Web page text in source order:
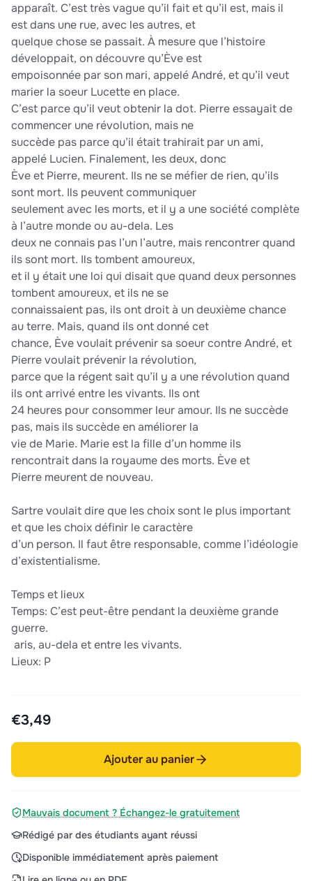
apparaît. C’est très vague qu’il fait et qu’il est, mais il
est dans une rue, avec les autres, et
quelque chose se passait. À mesure que l’histoire
développait, on découvre qu’Ève est
empoisonnée par son mari, appelé André, et qu’il veut
marier la soeur Lucette en place.
C’est parce qu’il veut obtenir la dot. Pierre essayait de
commencer une révolution, mais ne
succède pas parce qu’il était trahirait par un ami,
appelé Lucien. Finalement, les deux, donc
Ève et Pierre, meurent. Ils ne se méfier de rien, qu’ils
sont mort. Ils peuvent communiquer
seulement avec les morts, et il y a une société complète
à l’autre monde ou au-dela. Les
deux ne connais pas l’un l’autre, mais rencontrer quand
ils sont mort. Ils tombent amoureux,
et il y était une loi qui disait que quand deux personnes
tombent amoureux, et ils ne se
connaissaient pas, ils ont droit à un deuxième chance
au terre. Mais, quand ils ont donné cet
chance, Ève voulait prévenir sa soeur contre André, et
Pierre voulait prévenir la révolution,
parce que la régent sait qu’il y a une révolution quand
ils ont arrivé entre les vivants. Ils ont
24 heures pour consommer leur amour. Ils ne succède
pas, mais ils succède en améliorer la
vie de Marie. Marie est la fille d’un homme ils
rencontrait dans la royaume des morts. Ève et
Pierre meurent de nouveau.
Sartre voulait dire que les choix sont le plus important
et que les choix définir le caractère
d’un person. Il faut être responsable, comme l’idéologie
d’existentialisme.
Temps et lieux
Temps: ​C’est peut-être pendant la deuxième grande
guerre.
​ aris, au-dela et entre les vivants.
Lieux: P
€3,49
Ajouter au panier
Mauvais document ? Échangez-le gratuitement
Rédigé par des étudiants ayant réussi
Disponible immédiatement après paiement